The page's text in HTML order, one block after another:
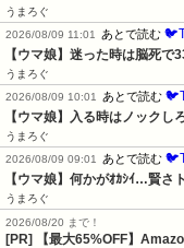
うまろぐ
2026/08/09 11:01
あとで読む
【ウマ娘】迷った時は脳死で
うまろぐ
2026/08/09 10:01
あとで読む
【ウマ娘】入る時はノック
うまろぐ
2026/08/09 09:01
あとで読む
【ウマ娘】何かがｵｶｼｲ…賢さ
うまろぐ
2026/08/20 まで！
[PR]
【最大65%OFF】